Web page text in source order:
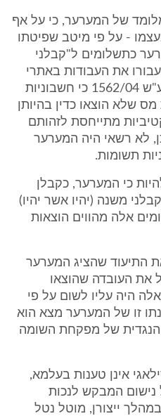
של המערער, כי על אף
- על פי מיטב שפיטתו
כתשלומים ל"קבלני
את העבודות באתרי
הבניה. מסקנת פסק הדין בע"ש 1562/04 כי חשבוניות
שלא הוצאו כדין בהיותן
מתייחסת לזהותם
לא רשאי היה המערער
תשומות.
כי המערער, כקבלן
משנה (יהיו אשר יהיו)
אלה מהווים הוצאות
התיעוד שהציג המערער
את העובדה שהוצאו
היה עליו לשום על פי
זו של המערער מצא הוא
הנגדית של מפקחת השומה
אינן טענות בעלמא,
נישום המבקש לנכות
ייצורן, מוטל נטל